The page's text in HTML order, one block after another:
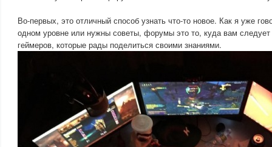
Во-первых, это отличный способ узнать что-то новое. Как я уже
одном уровне или нужны советы, форумы это то, куда вам
геймеров, которые рады поделиться своими знаниями.